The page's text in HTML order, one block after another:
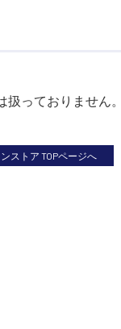
っておりません。
ストア TOPページへ